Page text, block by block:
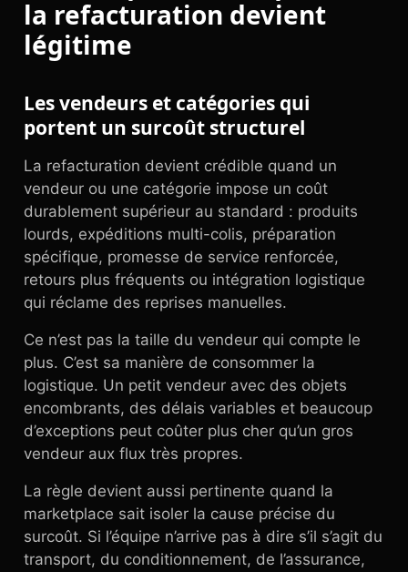
la refacturation devient
légitime
Les vendeurs et catégories qui
portent un surcoût structurel
La refacturation devient crédible quand un
vendeur ou une catégorie impose un coût
durablement supérieur au standard : produits
lourds, expéditions multi-colis, préparation
spécifique, promesse de service renforcée,
retours plus fréquents ou intégration logistique
qui réclame des reprises manuelles.
Ce n’est pas la taille du vendeur qui compte le
plus. C’est sa manière de consommer la
logistique. Un petit vendeur avec des objets
encombrants, des délais variables et beaucoup
d’exceptions peut coûter plus cher qu’un gros
vendeur aux flux très propres.
La règle devient aussi pertinente quand la
marketplace sait isoler la cause précise du
surcoût. Si l’équipe n’arrive pas à dire s’il s’agit du
transport, du conditionnement, de l’assurance,